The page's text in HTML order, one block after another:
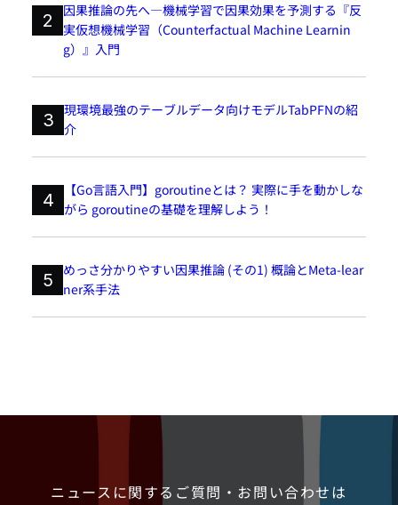
2
因果推論の先へ―機械学習で因果効果を予測する『反
実仮想機械学習（Counterfactual Machine Learnin
g）』入門
3 現環境最強のテーブルデータ向けモデルTabPFNの紹
介
4
【Go言語入門】goroutineとは？ 実際に手を動かしな
がら goroutineの基礎を理解しよう！
5
めっさ分かりやすい因果推論 (その1) 概論とMeta-lear
ner系手法
ニュースに関するご質問・お問い合わせは